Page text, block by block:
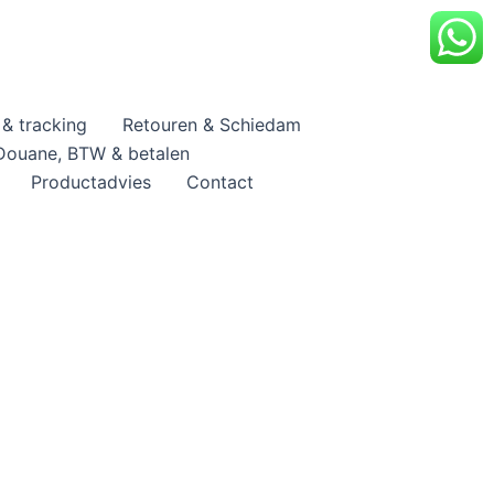
tracking
Retouren & Schiedam
BTW & betalen
Productadvies
Contact